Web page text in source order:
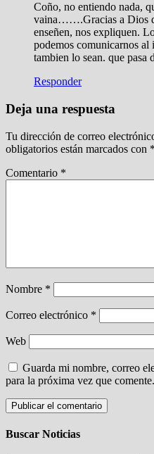
Coño, no entiendo nada,
vaina…….Gracias a Dios
enseñen, nos expliquen.
podemos comunicarnos al
tambien lo sean. que
Responder
Deja una respuesta
Tu dirección de correo
obligatorios están marcados con *
Comentario *
Nombre *
Correo electrónico *
Web
Guarda mi nombre, correo
para la próxima vez que comente.
Buscar Noticias